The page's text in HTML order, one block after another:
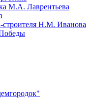
М.А. Лаврентьева
строителя Н.М. Иванова